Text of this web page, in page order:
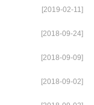
[2019-02-11]
[2018-09-24]
[2018-09-09]
[2018-09-02]